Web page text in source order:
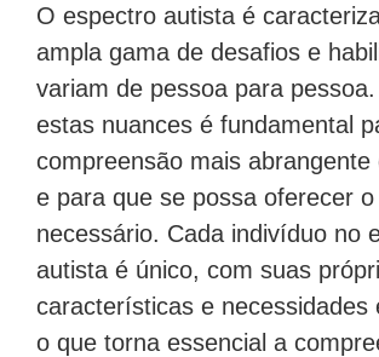
O espectro autista é
ampla gama de desafios e
variam de pessoa para
estas nuances é fundamental
compreensão mais abrangente
e para que se possa oferecer
necessário. Cada indivíduo no
autista é único, com suas
características e necessidades
o que torna essencial a